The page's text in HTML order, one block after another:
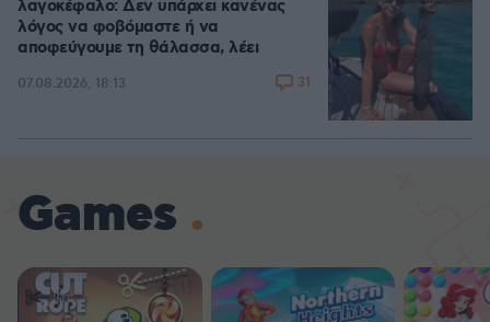
λαγοκέφαλο: Δεν υπάρχει κανένας
λόγος να φοβόμαστε ή να
αποφεύγουμε τη θάλασσα, λέει
07.08.2026, 18:13 31
Games